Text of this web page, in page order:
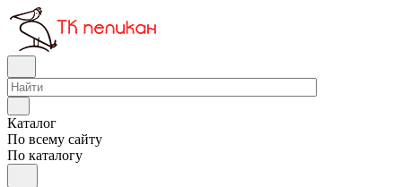
Каталог
По всему сайту
По каталогу